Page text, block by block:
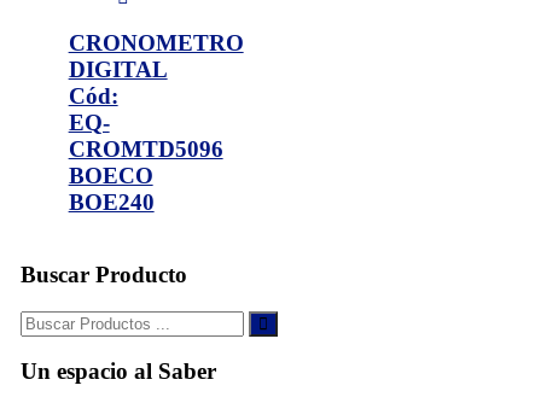
CRONOMETRO
DIGITAL
Cód:
EQ-
CROMTD5096
BOECO
BOE240
Buscar Producto
Buscar:
Un espacio al Saber